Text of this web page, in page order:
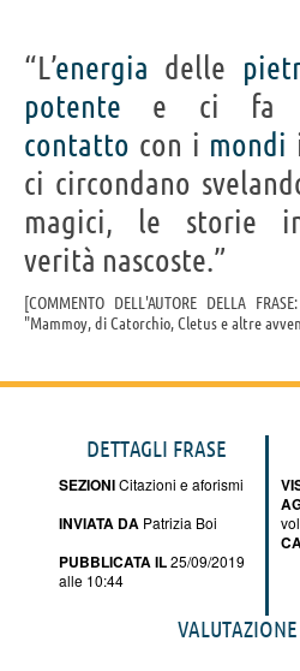
“L’energia delle
potente e ci fa
contatto con i mondi
ci circondano
magici, le storie
verità nascoste.”
COMMENTO DELL'AUTORE DELLA
"Mammoy, di Catorchio, Cletus e altre
DETTAGLI FRASE
SEZIONICitazioni e aforismi
INVIATA DA Patrizia Boi
PUBBLICATA IL25/09/2019
alle 10:44